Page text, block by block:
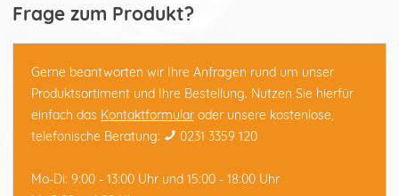
Frage zum Produkt?
Gerne beantworten wir Ihre Anfragen rund um unser
Produktsortiment und Ihre Bestellung. Nutzen Sie hierfür
einfach das Kontaktformular oder unsere kostenlose,
telefonische Beratung:
0231 3359 120
Mo-Di: 9:00 - 13:00 Uhr und 15:00 - 18:00 Uhr